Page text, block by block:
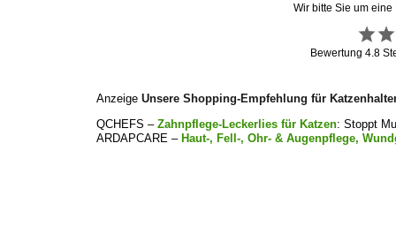
Wir bitte Sie um
Bewertung4.8
AnzeigeUnsere Shopping-Empfehlung für
QCHEFS –Zahnpflege-Leckerlies für Katzen: Stoppt
ARDAPCARE –Haut-, Fell-, Ohr- & Augenpflege,